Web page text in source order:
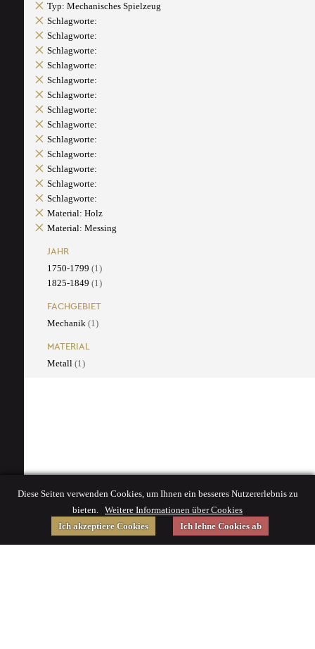
Typ: Mechanisches Spielzeug
Schlagworte:
Schlagworte:
Schlagworte:
Schlagworte:
Schlagworte:
Schlagworte:
Schlagworte:
Schlagworte:
Schlagworte:
Schlagworte:
Schlagworte:
Schlagworte:
Schlagworte:
Material: Holz
Material: Messing
JAHR
1750-1799 (1)
1825-1849 (1)
FACHGEBIET
Mechanik (1)
MATERIAL
Metall (1)
Diese Seiten verwenden Cookies, um Ihnen ein besseres Nutzererlebnis zu
bieten. Weitere Informationen über Cookies
Ich akzeptiere Cookies
Ich lehne Cookies ab